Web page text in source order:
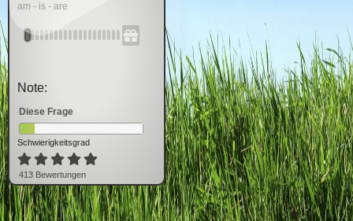
am - is - are
Note:
Diese Frage
Schwierigkeitsgrad
413 Bewertungen